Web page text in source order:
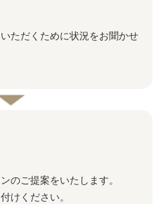
ただくために状況をお聞かせ
のご提案をいたします。
けください。